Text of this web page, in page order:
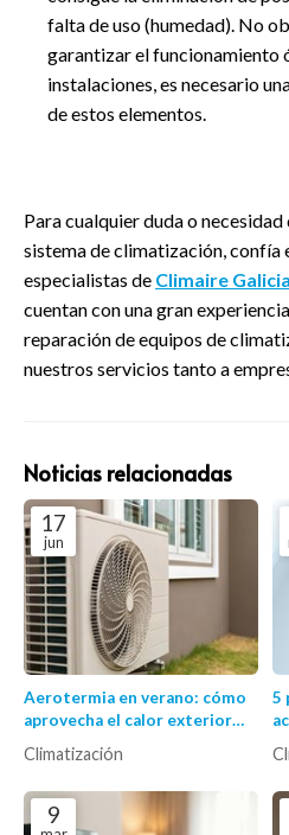
falta de uso (humedad). No
garantizar el funcionamiento
instalaciones, es necesario
de estos elementos.
Para cualquier duda o
sistema de climatización, confía
especialistas de Climaire Galicia
cuentan con una gran
reparación de equipos de
nuestros servicios tanto a
Noticias relacionadas
17
jun
Aerotermia en verano: cómo
aprovecha el calor exterior
eficientemente
Climatización
5
9